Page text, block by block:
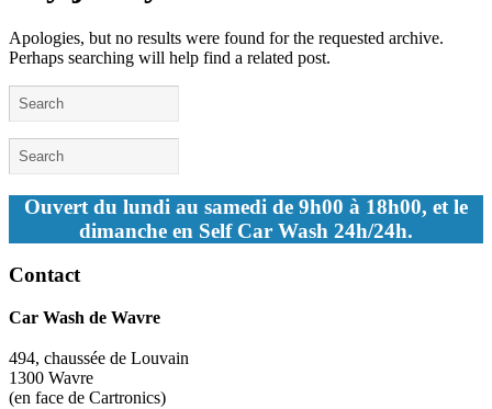
Apologies, but no results were found for the requested archive.
Perhaps searching will help find a related post.
Ouvert du lundi au samedi de 9h00 à 18h00, et le
dimanche en Self Car Wash 24h/24h.
Contact
Car Wash de Wavre
494, chaussée de Louvain
1300 Wavre
(en face de Cartronics)